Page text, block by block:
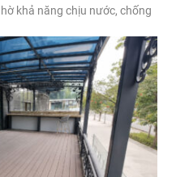
khả năng chịu nước, chống
đây là công trình thực tế